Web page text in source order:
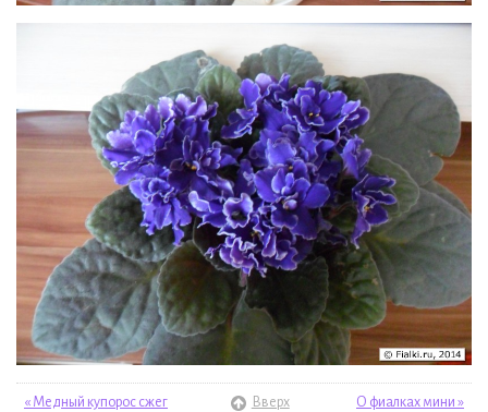
« Медный купорос сжег
Вверх О фиалках мини »